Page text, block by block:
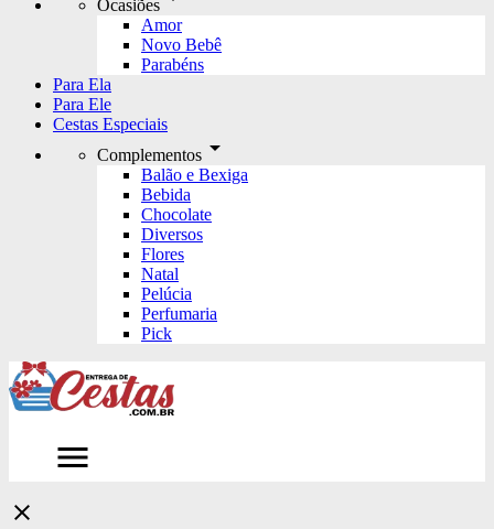
Ocasiões
Amor
Novo Bebê
Parabéns
Para Ela
Para Ele
Cestas Especiais
Complementos arrow_drop_down
Balão e Bexiga
Bebida
Chocolate
Diversos
Flores
Natal
Pelúcia
Perfumaria
Pick
menu
close